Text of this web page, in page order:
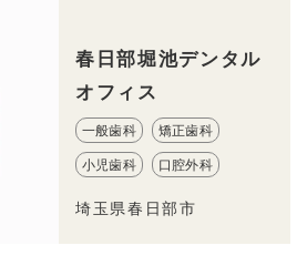
春日部堀池デンタル
オフィス
一般歯科 矯正歯科
小児歯科 口腔外科
埼玉県春日部市